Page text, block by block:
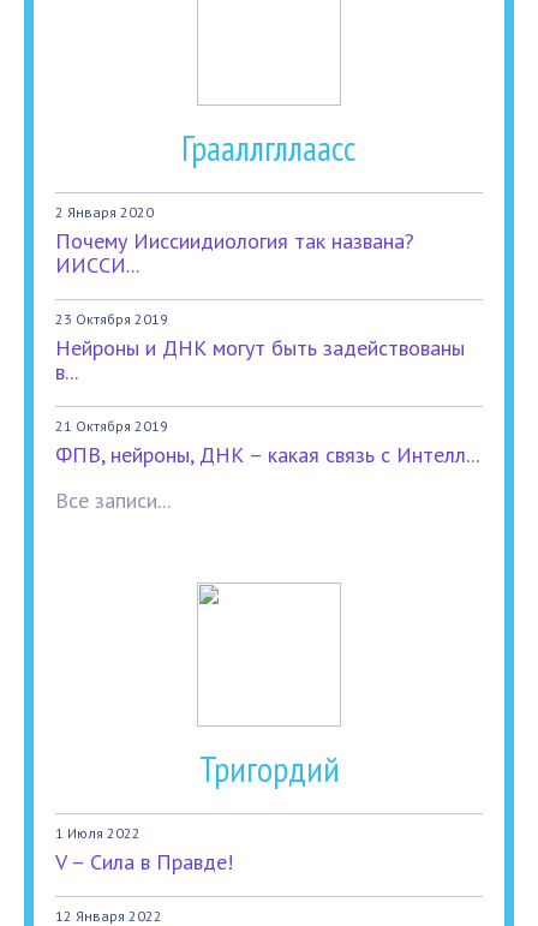
Грааллгллаасс
2 Января 2020
Почему Ииссиидиология так названа?
ИИССИ...
23 Октября 2019
Нейроны и ДНК могут быть задействованы
в...
21 Октября 2019
ФПВ, нейроны, ДНК – какая связь с Интелл...
Все записи...
Тригордий
1 Июля 2022
V – Сила в Правде!
12 Января 2022